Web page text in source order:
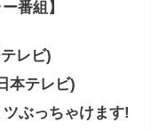
番組】
レビ)
本テレビ)
ぶっちゃけます!